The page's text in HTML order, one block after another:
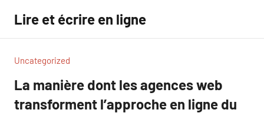
contenu
Lire et écrire en ligne
Uncategorized
La manière dont les agences web
transforment l’approche en ligne du